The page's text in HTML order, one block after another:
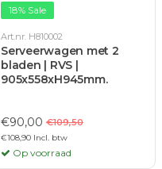
18% Sale
Art.nr. H810002
Serveerwagen met 2
bladen | RVS |
905x558xH945mm.
€90,00 €109,50
€108,90 Incl. btw
Op voorraad